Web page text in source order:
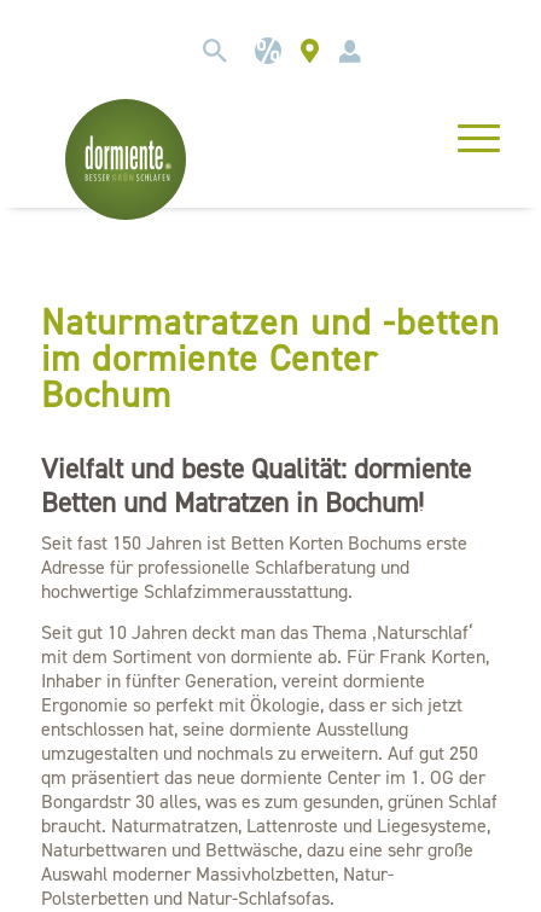
Naturmatratzen und -betten
im dormiente Center
Bochum
Vielfalt und beste Qualität: dormiente
Betten und Matratzen in Bochum!
Seit fast 150 Jahren ist Betten Korten Bochums erste
Adresse für professionelle Schlafberatung und
hochwertige Schlafzimmerausstattung.
Seit gut 10 Jahren deckt man das Thema ‚Naturschlaf‘
mit dem Sortiment von dormiente ab. Für Frank Korten,
Inhaber in fünfter Generation, vereint dormiente
Ergonomie so perfekt mit Ökologie, dass er sich jetzt
entschlossen hat, seine dormiente Ausstellung
umzugestalten und nochmals zu erweitern. Auf gut 250
qm präsentiert das neue dormiente Center im 1. OG der
Bongardstr 30 alles, was es zum gesunden, grünen Schlaf
braucht. Naturmatratzen, Lattenroste und Liegesysteme,
Naturbettwaren und Bettwäsche, dazu eine sehr große
Auswahl moderner Massivholzbetten, Natur-
Polsterbetten und Natur-Schlafsofas.